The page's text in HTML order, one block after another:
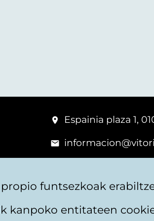
Udala
Espainia plaza 1,
funtsezkoak
kanpoko entitateen